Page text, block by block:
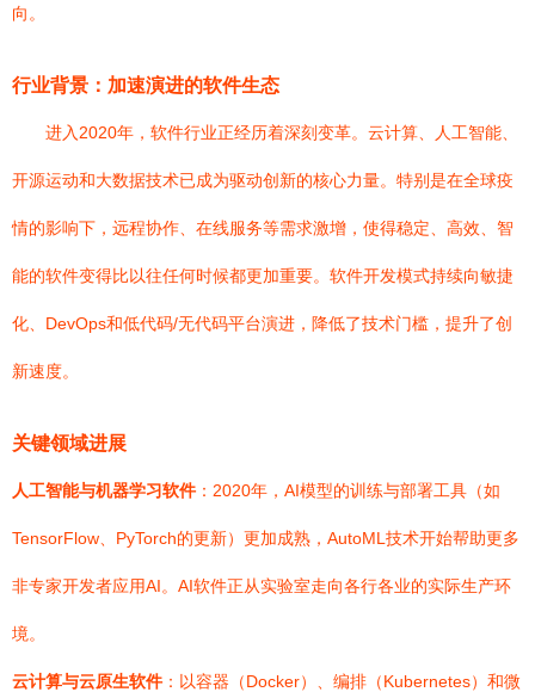
向。
行业背景：加速演进的软件生态
进入2020年，软件行业正经历着深刻变革。云计算、人工智能、
开源运动和大数据技术已成为驱动创新的核心力量。特别是在全球疫
情的影响下，远程协作、在线服务等需求激增，使得稳定、高效、智
能的软件变得比以往任何时候都更加重要。软件开发模式持续向敏捷
化、DevOps和低代码/无代码平台演进，降低了技术门槛，提升了创
新速度。
关键领域进展
人工智能与机器学习软件：2020年，AI模型的训练与部署工具（如
TensorFlow、PyTorch的更新）更加成熟，AutoML技术开始帮助更多
非专家开发者应用AI。AI软件正从实验室走向各行各业的实际生产环
境。
云计算与云原生软件：以容器（Docker）、编排（Kubernetes）和微